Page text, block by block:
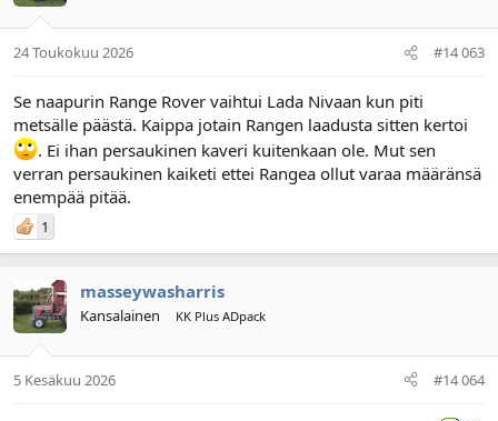
24 Toukokuu 2026 #14 063
Se naapurin Range Rover vaihtui Lada Nivaan kun piti
metsälle päästä. Kaippa jotain Rangen laadusta sitten kertoi
. Ei ihan persaukinen kaveri kuitenkaan ole. Mut sen
verran persaukinen kaiketi ettei Rangea ollut varaa määränsä
enempää pitää.
1
masseywasharris
Kansalainen KK Plus ADpack
5 Kesäkuu 2026 #14 064